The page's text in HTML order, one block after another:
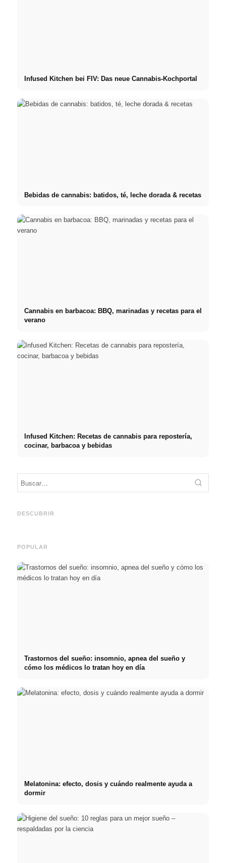
Infused Kitchen bei FIV: Das neue Cannabis-Kochportal
Bebidas de cannabis: batidos, té, leche dorada & recetas
Cannabis en barbacoa: BBQ, marinadas y recetas para el
verano
Infused Kitchen: Recetas de cannabis para repostería,
cocinar, barbacoa y bebidas
DESCUBRIR
Mehr Verkäufe durch gezieltes
POPULAR
Trastornos del sueño: insomnio, apnea del sueño y
cómo los médicos lo tratan hoy en día
Melatonina: efecto, dosis y cuándo realmente ayuda a
dormir